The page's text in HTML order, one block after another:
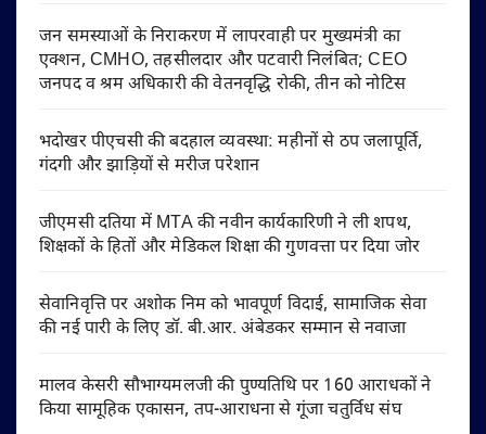
जन समस्याओं के निराकरण में लापरवाही पर मुख्यमंत्री का
एक्शन, CMHO, तहसीलदार और पटवारी निलंबित; CEO
जनपद व श्रम अधिकारी की वेतनवृद्धि रोकी, तीन को नोटिस
भदोखर पीएचसी की बदहाल व्यवस्था: महीनों से ठप जलापूर्ति,
गंदगी और झाड़ियों से मरीज परेशान
जीएमसी दतिया में MTA की नवीन कार्यकारिणी ने ली शपथ,
शिक्षकों के हितों और मेडिकल शिक्षा की गुणवत्ता पर दिया जोर
सेवानिवृत्ति पर अशोक निम को भावपूर्ण विदाई, सामाजिक सेवा
की नई पारी के लिए डॉ. बी.आर. अंबेडकर सम्मान से नवाजा
मालव केसरी सौभाग्यमलजी की पुण्यतिथि पर 160 आराधकों ने
किया सामूहिक एकासन, तप-आराधना से गूंजा चतुर्विध संघ